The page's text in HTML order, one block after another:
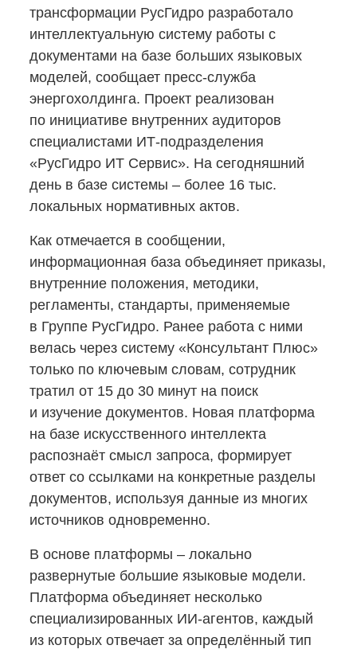
трансформации РусГидро разработало
интеллектуальную систему работы с
документами на базе больших языковых
моделей, сообщает пресс-служба
энергохолдинга. Проект реализован
по инициативе внутренних аудиторов
специалистами ИТ‑подразделения
«РусГидро ИТ Сервис». На сегодняшний
день в базе системы – более 16 тыс.
локальных нормативных актов.
Как отмечается в сообщении,
информационная база объединяет приказы,
внутренние положения, методики,
регламенты, стандарты, применяемые
в Группе РусГидро. Ранее работа с ними
велась через систему «Консультант Плюс»
только по ключевым словам, сотрудник
тратил от 15 до 30 минут на поиск
и изучение документов. Новая платформа
на базе искусственного интеллекта
распознаёт смысл запроса, формирует
ответ со ссылками на конкретные разделы
документов, используя данные из многих
источников одновременно.
В основе платформы – локально
развернутые большие языковые модели.
Платформа объединяет несколько
специализированных ИИ-агентов, каждый
из которых отвечает за определённый тип